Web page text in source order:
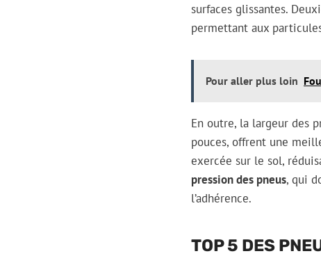
surfaces glissantes.
permettant aux
Pour aller plus loin
En outre, la largeur des
pouces, offrent une
exercée sur le sol,
pression des pneus, qui
l’adhérence.
TOP 5 DES